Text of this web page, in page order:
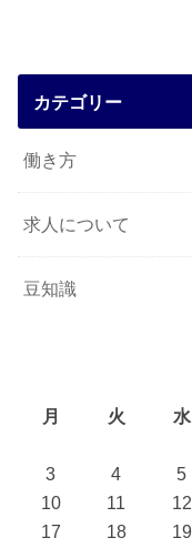
カテゴリー
働き方
求人について
豆知識
月
火 水
3
4 5
10
11 12
17
18 19